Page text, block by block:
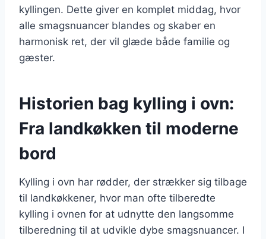
kyllingen. Dette giver en komplet middag, hvor
alle smagsnuancer blandes og skaber en
harmonisk ret, der vil glæde både familie og
gæster.
Historien bag kylling i ovn:
Fra landkøkken til moderne
bord
Kylling i ovn har rødder, der strækker sig tilbage
til landkøkkener, hvor man ofte tilberedte
kylling i ovnen for at udnytte den langsomme
tilberedning til at udvikle dybe smagsnuancer. I